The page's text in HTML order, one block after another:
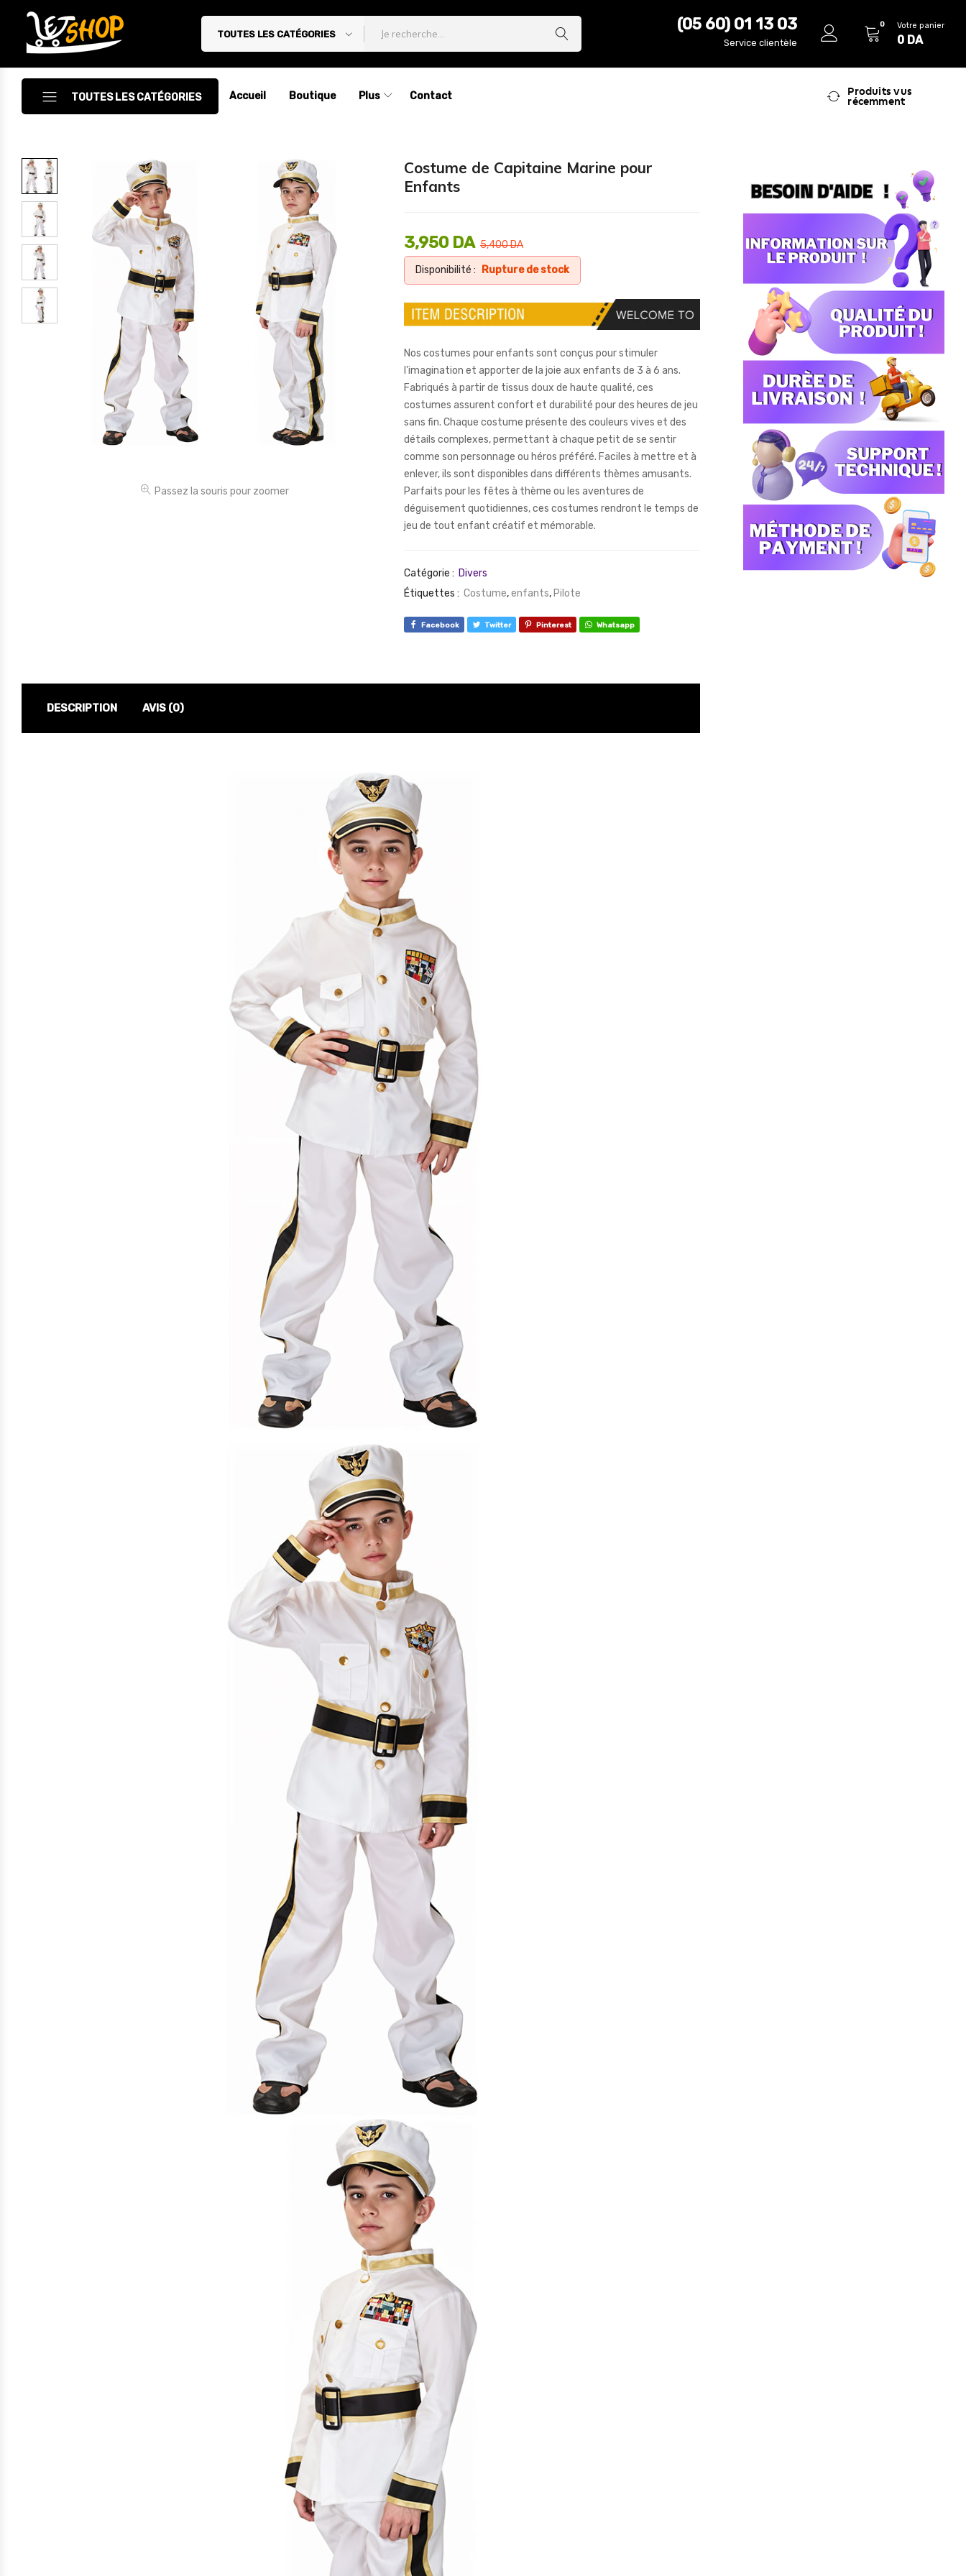
Letshop.dz
TOUTES LES CATÉGORIES
(05 60) 01 13 03
Service clientèle
0 Votre panier
0 DA
TOUTES LES CATÉGORIES
Accessoires
Accessoires Auto/Moto
Accessoires PC
Camping & Randonnée
Cuisine
Décoration
Electroménager
Outillages & Bricolage
Accueil Boutique Plus Contact
Produits vus
récemment
Passez la souris pour zoomer
Costume de Capitaine Marine pour
Enfants
5,400DA
3,950 DA
Disponibilité : Rupture de stock
Nos costumes pour enfants sont conçus pour stimuler
l’imagination et apporter de la joie aux enfants de 3 à 6 ans.
Fabriqués à partir de tissus doux de haute qualité, ces
costumes assurent confort et durabilité pour des heures de jeu
sans fin. Chaque costume présente des couleurs vives et des
détails complexes, permettant à chaque petit de se sentir
comme son personnage ou héros préféré. Faciles à mettre et à
enlever, ils sont disponibles dans différents thèmes amusants.
Parfaits pour les fêtes à thème ou les aventures de
déguisement quotidiennes, ces costumes rendront le temps de
jeu de tout enfant créatif et mémorable.
Catégorie : Divers
Étiquettes : Costume,enfants, Pilote
Facebook Twitter Pinterest Whatsapp
DESCRIPTION AVIS (0)